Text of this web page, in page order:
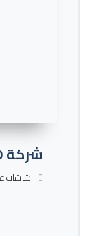
شركة EATCO كافيه SIb العلمين
شاشات